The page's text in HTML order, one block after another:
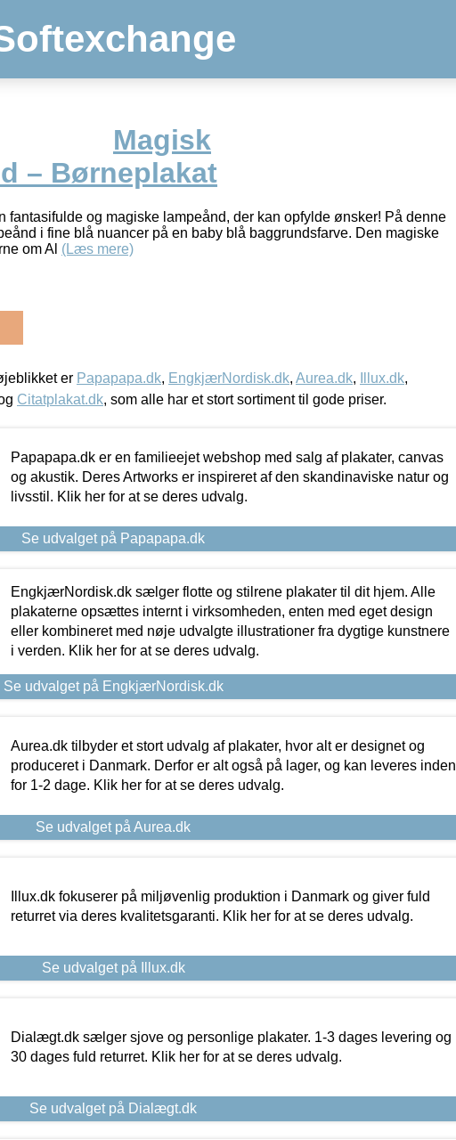
Magisk
– Børneplakat
fantasifulde og magiske lampeånd, der kan opfylde ønsker! På denne
i fine blå nuancer på en baby blå baggrundsfarve. Den magiske
om Al (Læs mere)
er Papapapa.dk, EngkjærNordisk.dk, Aurea.dk, Illux.dk,
Citatplakat.dk, som alle har et stort sortiment til gode priser.
Papapapa.dk er en familieejet webshop med salg af plakater, canvas
og akustik. Deres Artworks er inspireret af den skandinaviske natur og
livsstil. Klik her for at se deres udvalg.
Se udvalget på Papapapa.dk
EngkjærNordisk.dk sælger flotte og stilrene plakater til dit hjem. Alle
plakaterne opsættes internt i virksomheden, enten med eget design
eller kombineret med nøje udvalgte illustrationer fra dygtige kunstnere
i verden. Klik her for at se deres udvalg.
Se udvalget på EngkjærNordisk.dk
Aurea.dk tilbyder et stort udvalg af plakater, hvor alt er designet og
produceret i Danmark. Derfor er alt også på lager, og kan leveres inden
for 1-2 dage. Klik her for at se deres udvalg.
Se udvalget på Aurea.dk
Illux.dk fokuserer på miljøvenlig produktion i Danmark og giver fuld
returret via deres kvalitetsgaranti. Klik her for at se deres udvalg.
Se udvalget på Illux.dk
Dialægt.dk sælger sjove og personlige plakater. 1-3 dages levering og
30 dages fuld returret. Klik her for at se deres udvalg.
Se udvalget på Dialægt.dk